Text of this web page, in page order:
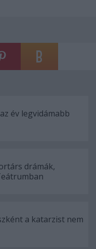
év legvidámabb
drámák,
a katarzist nem